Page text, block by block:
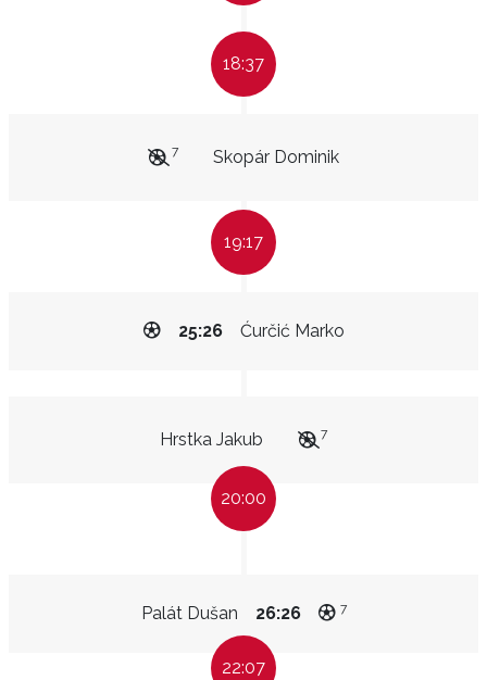
18:37
Skopár Dominik
7
19:17
Ćurčić Marko
25:26
Hrstka Jakub 7
20:00
Palát Dušan 26:26 7
22:07